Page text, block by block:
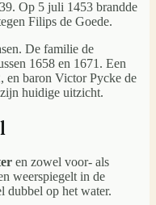
Op 5 juli 1453 brandde
Filips de Goede.
De familie de
1658 en 1671. Een
en baron Victor Pycke de
huidige uitzicht.
en zowel voor- als
weerspiegelt in de
dubbel op het water.